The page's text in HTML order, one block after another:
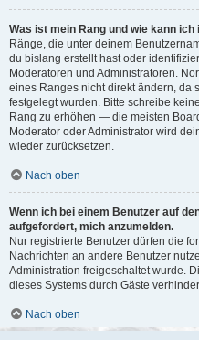
Was ist mein Rang und wie kann ich
Ränge, die unter deinem
du bislang erstellt hast oder
Moderatoren und Administratoren.
eines Ranges nicht direkt ändern, da
festgelegt wurden. Bitte schreibe
Rang zu erhöhen — die meisten
Moderator oder Administrator wird
wieder zurücksetzen.
Nach oben
Wenn ich bei einem Benutzer auf
aufgefordert, mich anzumelden.
Nur registrierte Benutzer dürfen die
Nachrichten an andere Benutzer
Administration freigeschaltet wurde.
dieses Systems durch Gäste
Nach oben